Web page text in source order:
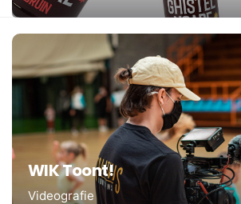
WIK Toont!
Videografie